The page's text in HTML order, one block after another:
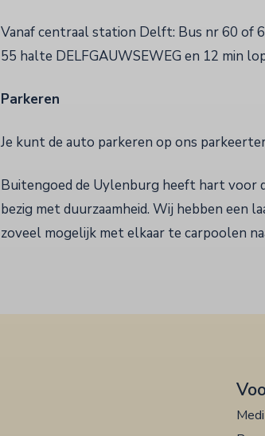
Vanaf centraal station Delft: Bus nr 60 of
55 halte DELFGAUWSEWEG en 12 min
Parkeren
Je kunt de auto parkeren op ons
Buitengoed de Uylenburg heeft hart voor
bezig met duurzaamheid. Wij hebben een
zoveel mogelijk met elkaar te carpoolen